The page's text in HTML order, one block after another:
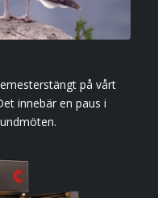
på vårt
innebär en paus i